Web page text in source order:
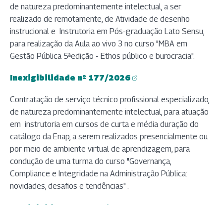
de natureza predominantemente intelectual, a ser
realizado de remotamente, de Atividade de desenho
instrucional e Instrutoria em Pós-graduação Lato Sensu,
para realização da Aula ao vivo 3 no curso "MBA em
Gestão Pública 5ªedição - Ethos público e burocracia".
Inexigibilidade nº 177/2026
(abre em nova aba)
Contratação de serviço técnico profissional especializado,
de natureza predominantemente intelectual, para atuação
em instrutoria em cursos de curta e média duração do
catálogo da Enap, a serem realizados presencialmente ou
por meio de ambiente virtual de aprendizagem, para
condução de uma turma do curso "Governança,
Compliance e Integridade na Administração Pública:
novidades, desafios e tendências" .